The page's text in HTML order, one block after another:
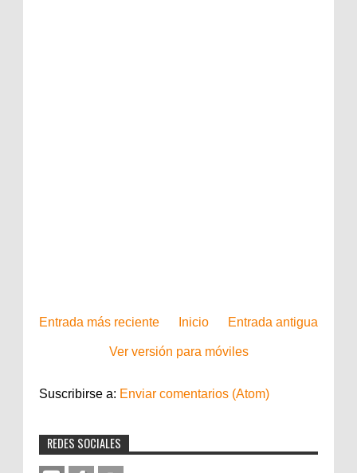
Entrada más reciente Entrada antigua
Inicio
Ver versión para móviles
Suscribirse a: Enviar comentarios (Atom)
REDES SOCIALES